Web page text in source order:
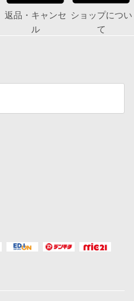
返品・キャンセ
ル
ショップについ
て